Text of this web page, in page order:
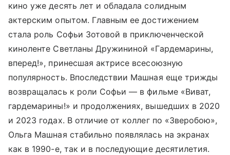
кино уже десять лет и обладала солидным
актерским опытом. Главным ее достижением
стала роль Софьи Зотовой в приключенческой
киноленте Светланы Дружининой «Гардемарины,
вперед!», принесшая актрисе всесоюзную
популярность. Впоследствии Машная еще трижды
возвращалась к роли Софьи — в фильме «Виват,
гардемарины!» и продолжениях, вышедших в 2020
и 2023 годах. В отличие от коллег по «Зверобою»,
Ольга Машная стабильно появлялась на экранах
как в 1990-е, так и в последующие десятилетия.